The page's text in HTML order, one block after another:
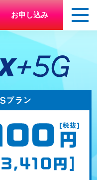
お申し込み